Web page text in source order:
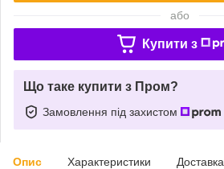
або
Купити з
Що таке купити з Пром?
Замовлення під захистом
Опис Характеристики Доставка